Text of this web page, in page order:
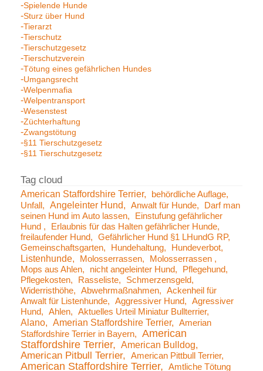
Spielende Hunde
Sturz über Hund
Tierarzt
Tierschutz
Tierschutzgesetz
Tierschutzverein
Tötung eines gefährlichen Hundes
Umgangsrecht
Welpenmafia
Welpentransport
Wesenstest
Züchterhaftung
Zwangstötung
§11 Tierschutzgesetz
§11 Tierschutzgesetz
American Staffordshire Terrier
behördliche Auflage
Unfall
Angeleinter Hund Anwalt für Hunde
Darf man
seinen Hund im Auto lassen
Einstufung gefährlicher
Hund
Erlaubnis für das Halten gefährlicher Hunde
freilaufender Hund
Gefährlicher Hund §1 LHundG RP
Gemeinschaftsgarten
Hundehaltung Hundeverbot
Listenhunde Molosserrassen
Molosserrassen
Mops aus Ahlen
nicht angeleinter Hund
Pflegehund
Pflegekosten
Rasseliste
Schmerzensgeld
Widerristhöhe
Abwehrmaßnahmen
Ackenheil für
Anwalt für Listenhunde
Aggressiver Hund
Agressiver
Hund
Ahlen Aktuelles Urteil Miniatur Bullterrier
Alano Amerian Staffordshire Terrier
Amerian
Staffordshire Terrier in Bayern
American
Staffordshire Terrier
American Bulldog
American Pitbull Terrier American Pittbull Terrier
American Staffordshire Terrier
Amtliche Tötung